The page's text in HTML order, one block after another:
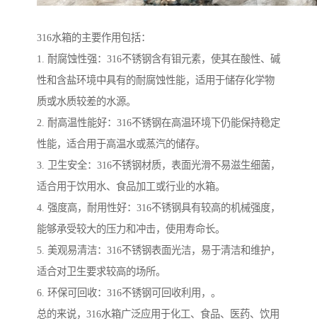
316水箱的主要作用包括：
1. 耐腐蚀性强：316不锈钢含有钼元素，使其在酸性、碱
性和含盐环境中具有的耐腐蚀性能，适用于储存化学物
质或水质较差的水源。
2. 耐高温性能好：316不锈钢在高温环境下仍能保持稳定
性能，适合用于高温水或蒸汽的储存。
3. 卫生安全：316不锈钢材质，表面光滑不易滋生细菌，
适合用于饮用水、食品加工或行业的水箱。
4. 强度高，耐用性好：316不锈钢具有较高的机械强度，
能够承受较大的压力和冲击，使用寿命长。
5. 美观易清洁：316不锈钢表面光洁，易于清洁和维护，
适合对卫生要求较高的场所。
6. 环保可回收：316不锈钢可回收利用，。
总的来说，316水箱广泛应用于化工、食品、医药、饮用